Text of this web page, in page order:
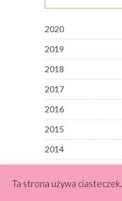
2020
2019
2018
2017
2016
2015
2014
2012
Ta strona używa ciasteczek.